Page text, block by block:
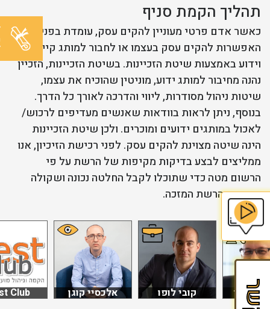
תהליך הקמת סניף
כאשר אדם פרטי מעוניין להקים עסק, עומדת בפניו
האפשרות להקים עסק בעצמו או לחבור למותג קיים
וידוע באמצעות שיטת הזכיינות. בשיטת הזכיינות, הזכיין
נהנה מחיבור למותג ידוע, מוניטין שהוכיח את עצמו,
שיטות ניהול מסודרות, ליווי והדרכה לאורך כל הדרך.
בנוסף, ניתן לראות בוודאות שאנשים מעדיפים לרכוש/
לאכול במותגים ידועים ומוכרים. ולכן שיטת הזכיינות
הינה שיטה מצוינת להקים עסק. לפני רכישת הזיכיון, אנו
ממליצים לבצע בדיקות מקיפות של הרשת על פי
הרשום מטה כדי שתוכלו לקבל החלטה נכונה ושקולה
בבחירת הרשת המזכה.
קולן קובי לופו אלכסיי קוגן Club
בית
הספר
לזכיינות
של